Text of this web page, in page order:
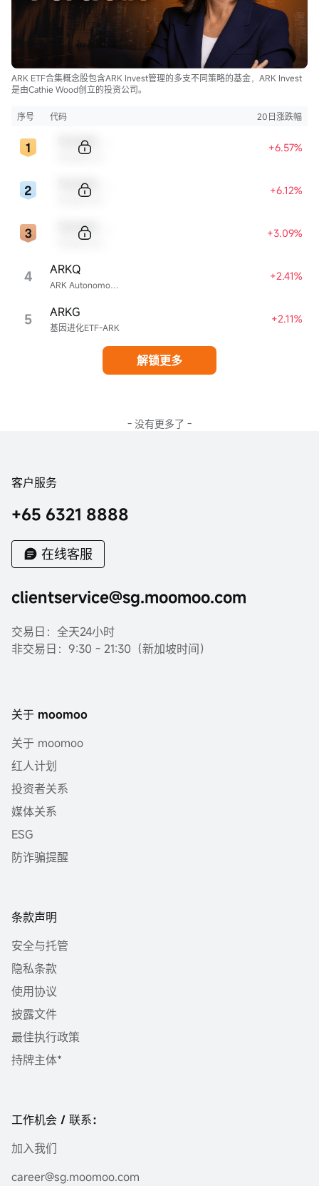
ARK ETF合集概念股包含ARK Invest管理的多支不同策略的基金，ARK Invest
是由Cathie Wood创立的投资公司。
序号 代码 20日涨跌幅
+6.57%
+6.12%
+3.09%
4 ARK Autonomous Technology & Robotics ETF
ARKQ +2.41%
5 基因进化ETF-ARK
ARKG +2.11%
解锁更多
- 没有更多了 -
客户服务
+65 6321 8888
在线客服
clientservice@sg.moomoo.com
交易日：全天24小时
非交易日：9:30 - 21:30（新加坡时间）
关于 moomoo
关于 moomoo
红人计划
投资者关系
媒体关系
ESG
防诈骗提醒
条款声明
安全与托管
隐私条款
使用协议
披露文件
最佳执行政策
持牌主体*
工作机会 / 联系：
加入我们
career@sg.moomoo.com